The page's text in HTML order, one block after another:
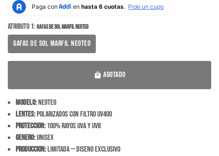
Atributo 1: GAFAS DE SOL MARFIL NEOTEO
GAFAS DE SOL MARFIL NEOTEO
local_mall AGOTADO
Modelo:Neoteo
Lentes:Polarizados con filtro UV400
Proteccion: 100% rayos UVA y UVB
Genero:Unisex
Produccion:Limitada — diseno exclusivo